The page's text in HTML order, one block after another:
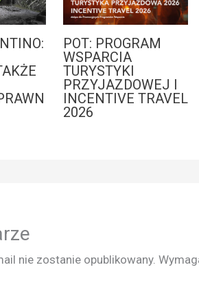
POT: PROGRAM
WSPARCIA
TURYSTYKI
PRZYJAZDOWEJ I
INCENTIVE TRAVEL
2026
nie zostanie opublikowany.